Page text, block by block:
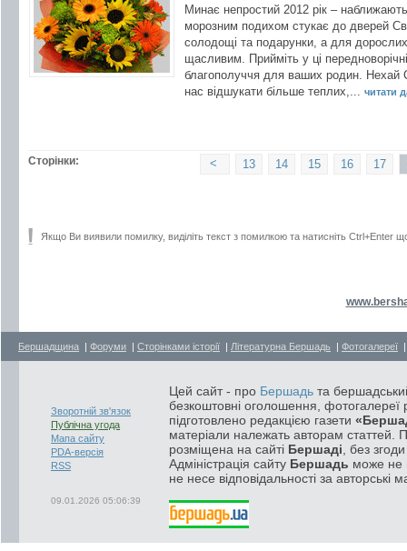
Минає непростий 2012 рік –
морозним подихом стукає до дверей
солодощі та подарунки, а для
щасливим. Прийміть у ці
благополуччя для ваших родин.
нас відшукати більше теплих,... читати
Сторінки: 17
16
15
14
13
<
Якщо Ви виявили помилку, виділіть текст з помилкою та натисніть Ctrl+Enter
Бершадщина | Форуми | Сторінками історії | Літературна Бершадь | Фотогалереї
Зворотній зв'язок
Публічна угода
Мапа сайту
PDA-версія
RSS
09.01.2026 05:06:39
Цей сайт - про Бершадь та
безкоштовні оголошення, фотогалереї
підготовлено редакцією газети
матеріали належать авторам статтей.
розміщена на сайті Бершаді , без
Адміністрація сайту Бершадь може не
не несе відповідальності за авторські